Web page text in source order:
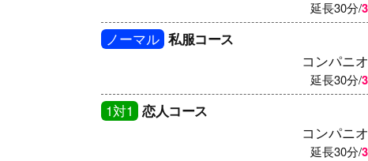
延長30分/
ノーマル 私服コース
コンパニ
延長30分/
1対1 恋人コース
コンパニ
延長30分/